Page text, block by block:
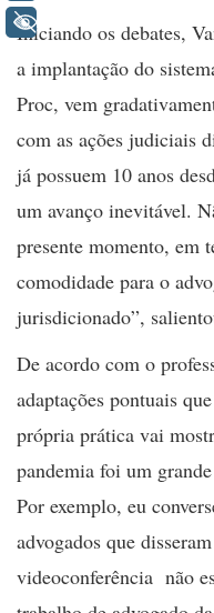
Iniciando os debates,
a implantação do
Proc, vem
com as ações judiciais
já possuem 10 anos
um avanço inevitável.
presente momento, em
comodidade para o
jurisdicionado”,
De acordo com o
adaptações pontuais
própria prática vai
pandemia foi um
Por exemplo, eu
advogados que
videoconferência não
+ Acessibilidade